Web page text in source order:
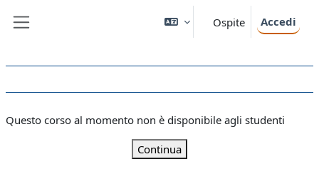
Ospite Accedi
Questo corso al momento non è disponibile agli studenti
Continua